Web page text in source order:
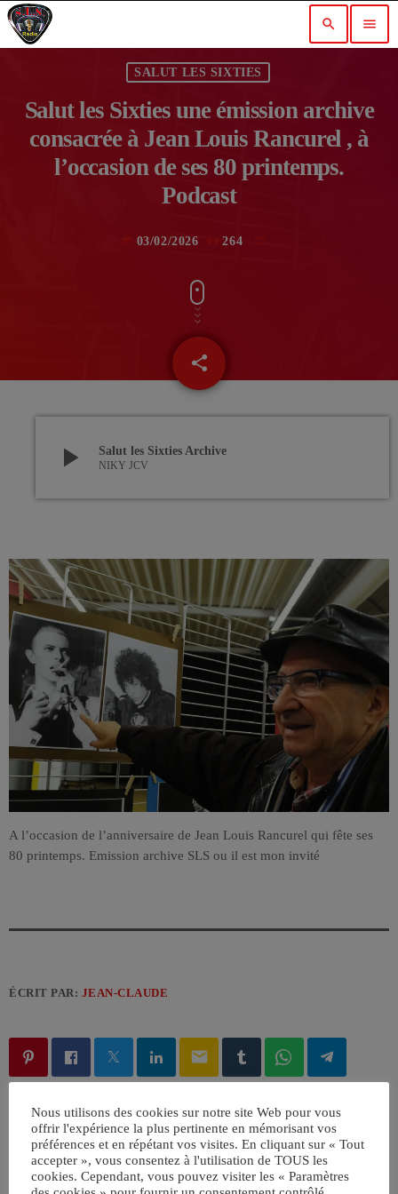
search menu
SALUT LES SIXTIES
Salut les Sixties une émission archive
consacrée à Jean Louis Rancurel , à
l’occasion de ses 80 printemps.
Podcast
03/02/2026 264
share
email
play_arrow Salut les Sixties Archive
NIKY JCV
A l’occasion de l’anniversaire de Jean Louis Rancurel qui fête ses
80 printemps. Emission archive SLS ou il est mon invité
ÉCRIT PAR: JEAN-CLAUDE
email
RATE IT
Nous utilisons des cookies sur notre site Web pour vous
offrir l'expérience la plus pertinente en mémorisant vos
préférences et en répétant vos visites. En cliquant sur « Tout
accepter », vous consentez à l'utilisation de TOUS les
cookies. Cependant, vous pouvez visiter les « Paramètres